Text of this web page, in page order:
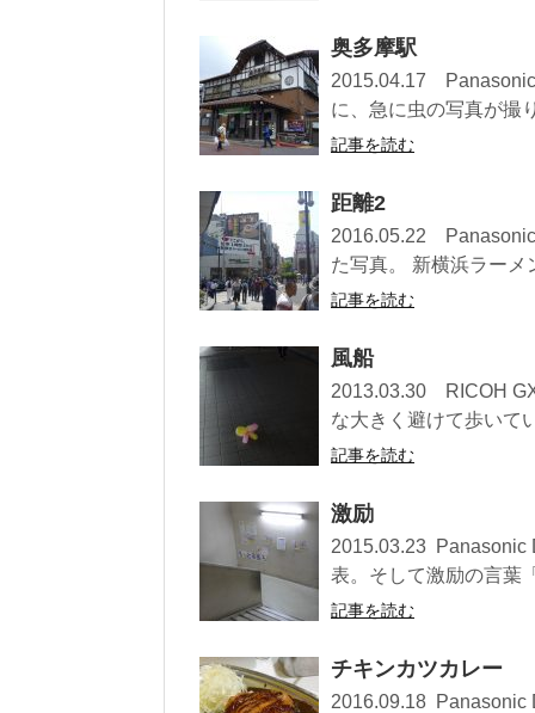
奥多摩駅
2015.04.17 Panasonic
に、急に虫の写真が撮
記事を読む
距離2
2016.05.22 Panasonic
た写真。 新横浜ラーメ
記事を読む
風船
2013.03.30 RICOH
な大きく避けて歩いて
記事を読む
激励
2015.03.23 Panasonic
表。そして激励の言葉
記事を読む
チキンカツカレー
2016.09.18 Panasonic